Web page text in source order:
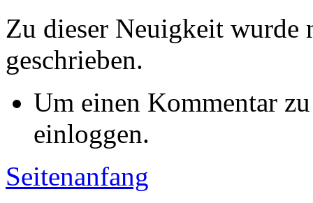
Zu dieser Neuigkeit wurde
geschrieben.
Um einen Kommentar
einloggen.
Seitenanfang